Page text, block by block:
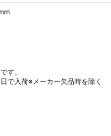
す。
入荷※メーカー欠品時を除く